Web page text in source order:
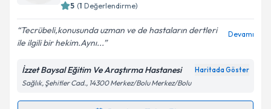
Kişisel verilerimin işlenmesine ilişkin
Aydınlatma
Metni'ni okudum ve kişisel verilerimin belirtilen
kapsamda işlenmesini kabul ediyorum.
5 (1 Değerlendirme)
Tecrübeli,konusunda uzman ve de hastaların dertleri
ile ilgili bir hekim.Aynı...
Devamı
İzzet Baysal Eğitim Ve Araştırma Hastanesi Haritada Göster
Sağlık, Şehitler Cad., 14300 Merkez/Bolu Merkez/Bolu